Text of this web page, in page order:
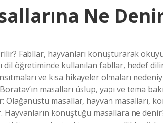
Ne
Fabllar, hayvanları konuşturarak
dil öğretiminde kullanılan fabllar, hedef
ve kısa hikayeler olmaları
masalları üslup, yapı ve tema
Olağanüstü masallar, hayvan masalları,
Hayvanların konuştuğu masallara ne